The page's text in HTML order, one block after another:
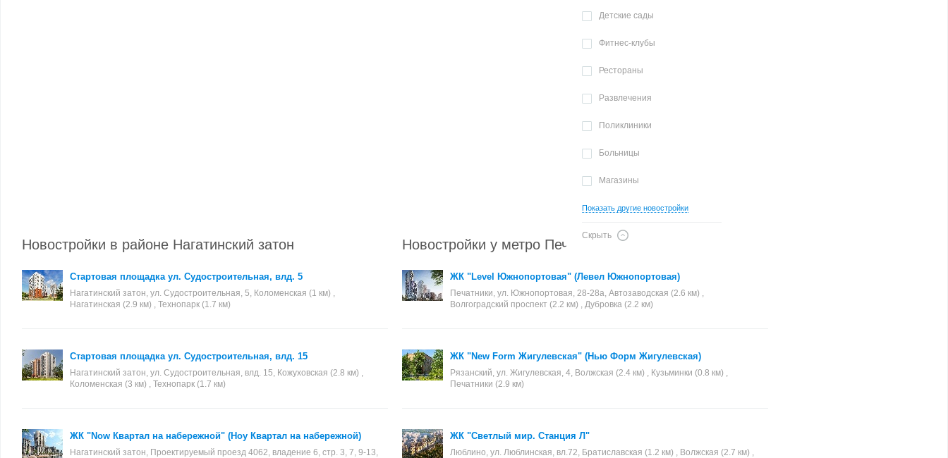
Детские сады
Фитнес-клубы
Рестораны
Развлечения
Поликлиники
Больницы
Магазины
Показать другие новостройки
Скрыть
Новостройки в районе Нагатинский затон
Стартовая площадка ул. Судостроительная, влд. 5
Нагатинский затон, ул. Судостроительная, 5, Коломенская (1 км) ,
Нагатинская (2.9 км) , Технопарк (1.7 км)
Стартовая площадка ул. Судостроительная, влд. 15
Нагатинский затон, ул. Судостроительная, влд. 15, Кожуховская (2.8 км) ,
Коломенская (3 км) , Технопарк (1.7 км)
ЖК "Now Квартал на набережной" (Ноу Квартал на набережной)
Нагатинский затон, Проектируемый проезд 4062, владение 6, стр. 3, 7, 9-13,
Новостройки у метро Печатники
ЖК "Level Южнопортовая" (Левел Южнопортовая)
Печатники, ул. Южнопортовая, 28-28а, Автозаводская (2.6 км) ,
Волгоградский проспект (2.2 км) , Дубровка (2.2 км)
ЖК "New Form Жигулевская" (Нью Форм Жигулевская)
Рязанский, ул. Жигулевская, 4, Волжская (2.4 км) , Кузьминки (0.8 км) ,
Печатники (2.9 км)
ЖК "Светлый мир. Станция Л"
Люблино, ул. Люблинская, вл.72, Братиславская (1.2 км) , Волжская (2.7 км) ,